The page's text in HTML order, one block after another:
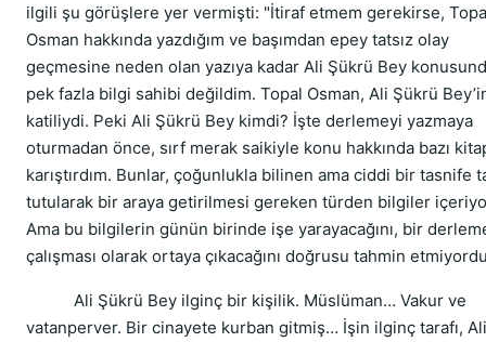
ilgili şu görüşlere yer vermişti: "İtiraf etmem gerekirse,
Osman hakkında yazdığım ve başımdan epey tatsız olay
geçmesine neden olan yazıya kadar Ali Şükrü Bey
pek fazla bilgi sahibi değildim. Topal Osman, Ali Şükrü
katiliydi. Peki Ali Şükrü Bey kimdi? İşte derlemeyi yazmaya
oturmadan önce, sırf merak saikiyle konu hakkında bazı
karıştırdım. Bunlar, çoğunlukla bilinen ama ciddi bir tasnife
tutularak bir araya getirilmesi gereken türden bilgiler
Ama bu bilgilerin günün birinde işe yarayacağını, bir
çalışması olarak ortaya çıkacağını doğrusu tahmin
Ali Şükrü Bey ilginç bir kişilik. Müslüman… Vakur ve
vatanperver. Bir cinayete kurban gitmiş… İşin ilginç tarafı, Ali